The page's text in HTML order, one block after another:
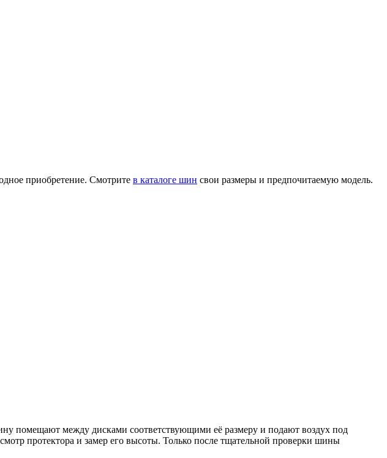
приобретение. Смотрите в каталоге шин свои размеры и предпочитаемую модель.
помещают между дисками соответствующими её размеру и подают воздух под
протектора и замер его высоты. Только после тщательной проверки шины